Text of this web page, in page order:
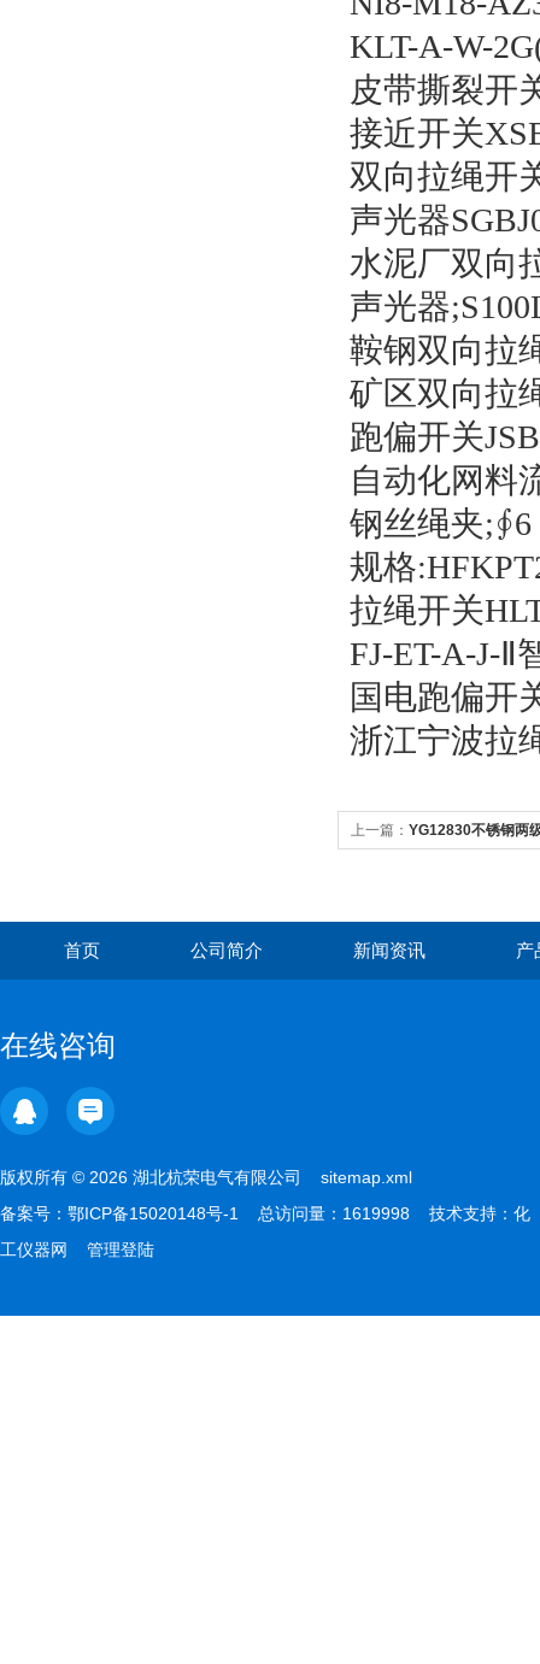
KLT-A-W-
皮带撕裂开
接近开关
双向拉绳开
声光器
水泥厂双向
声光器
鞍钢双向拉
矿区双向拉
跑偏开关
自动化网料
钢丝绳夹;∮6
规格
拉绳开关
FJ-ET-A-J-
国电跑偏开
浙江宁波拉
上一篇： YG12830不锈钢两
首页 公司简介 新闻资讯 产
在线咨询
版权所有 © 2026 湖北杭荣电气有限公司 sitemap.xml
备案号： 鄂ICP备15020148号-1 总访问量：1619998 技术支持： 化
工仪器网
管理登陆